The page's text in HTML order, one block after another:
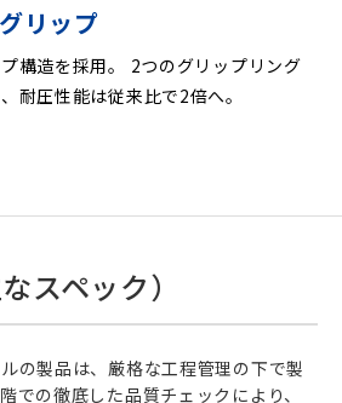
リップ
構造を採用。 2つのグリップリング
耐圧性能は従来比で2倍へ。
スペック）
の製品は、厳格な工程管理の下で製
での徹底した品質チェックにより、